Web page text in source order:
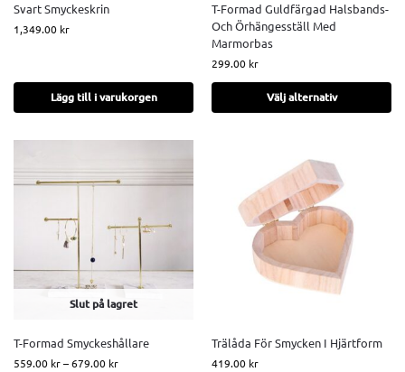
Svart Smyckeskrin
1,349.00 kr
Lägg till i varukorgen
T-Formad Guldfärgad Halsbands-
Och Örhängesställ Med
Marmorbas
299.00 kr
Välj alternativ
Slut på lagret
T-Formad Smyckeshållare
559.00 kr–679.00 kr
Trälåda För Smycken I Hjärtform
419.00 kr